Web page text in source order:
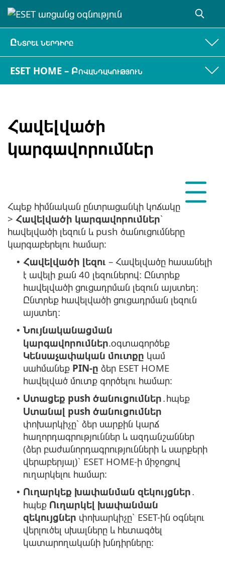
Ընտրել ներդիրը
ESET HOME – Բովանդակություն
Հավելվածի
կարգավորումներ
Հպեք հիմնական ընտրացանկի կոճակը
> Հավելվածի կարգավորումներ՝
հավելվածի լեզուն և push ծանուցումները
կարգաբերելու համար:
• Հավելվածի լեզու – Հավելվածը հասանելի
է ավելի քան 40 լեզուներով։ Ընտրեք
հավելվածի ցուցադրման լեզուն այստեղ։
Ընտրեք հավելվածի ցուցադրման լեզուն
այստեղ։
• Նույնականացման
կարգավորումներ.օգտագործեք
Կենսաչափական մուտքը կամ
սահմանեք PIN-ը ձեր ESET HOME
հավելված մուտք գործելու համար:
• Ստացեք push ծանուցումներ․հպեք
Ստանալ push ծանուցումներ
փոխարկիչը՝ ձեր սարքին կարճ
հաղորդագրություններ և ազդանշաններ
(ձեր բաժանորդագրությունների և սարքերի
վերաբերյալ)՝ ESET HOME-ի միջոցով
ուղարկելու համար:
• Ուղարկեք խափանման զեկույցներ․
հպեք Ուղարկել խափանման
զեկույցներ փոխարկիչը՝ ESET-ին օգնելու
վերլուծել սխալները և հետագծել
կատարողականի խնդիրները: